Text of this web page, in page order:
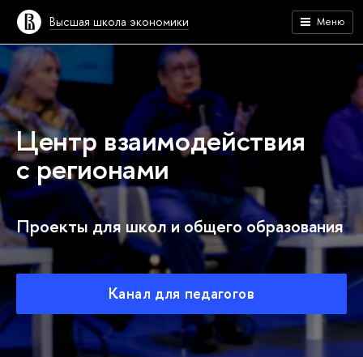
Высшая школа экономики Меню
Центр взаимодействия
с регионами
Проекты для школ и общего образования
Канал для педагогов